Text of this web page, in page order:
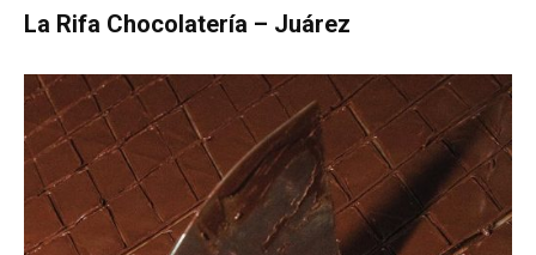
La Rifa Chocolatería – Juárez